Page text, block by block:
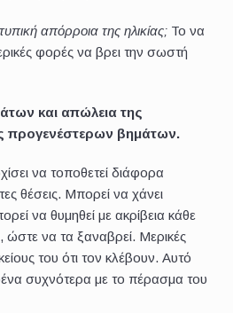
απόρροια της ηλικίας; Το να
φορές να βρει την σωστή
και απώλεια της
προγενέστερων βημάτων.
να τοποθετεί διάφορα
θέσεις. Μπορεί να χάνει
να θυμηθεί με ακρίβεια κάθε
ώστε να τα ξαναβρεί. Μερικές
του ότι τον κλέβουν. Αυτό
συχνότερα με το πέρασμα του